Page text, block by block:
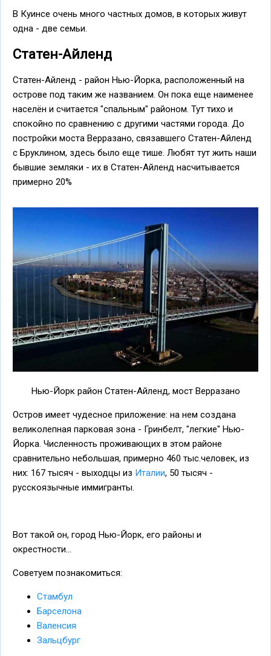
В Куинсе очень много частных домов, в которых живут
одна - две семьи.
Статен-Айленд
Статен-Айленд - район Нью-Йорка, расположенный на
острове под таким же названием. Он пока еще наименее
населён и считается "спальным" районом. Тут тихо и
спокойно по сравнению с другими частями города. До
постройки моста Верразано, связавшего Статен-Айленд
с Бруклином, здесь было еще тише. Любят тут жить наши
бывшие земляки - их в Статен-Айленд насчитывается
примерно 20%
Нью-Йорк район Статен-Айленд, мост Верразано
Остров имеет чудесное приложение: на нем создана
великолепная парковая зона - Гринбелт, "легкие" Нью-
Йорка. Численность проживающих в этом районе
сравнительно небольшая, примерно 460 тыс.человек, из
них: 167 тысяч - выходцы из Италии, 50 тысяч -
русскоязычные иммигранты.
Вот такой он, город Нью-Йорк, его районы и
окрестности...
Советуем познакомиться:
Стамбул
Барселона
Валенсия
Зальцбург